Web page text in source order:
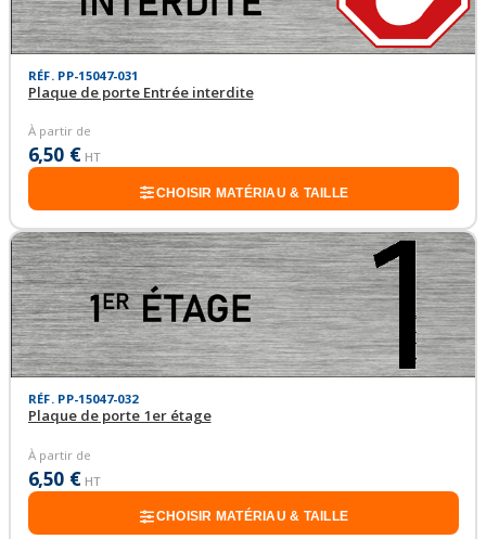
RÉF. PP-15047-031
Plaque de porte Entrée interdite
À partir de
6,50 € HT
CHOISIR MATÉRIAU & TAILLE
RÉF. PP-15047-032
Plaque de porte 1er étage
À partir de
6,50 € HT
CHOISIR MATÉRIAU & TAILLE